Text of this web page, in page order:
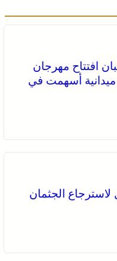
افتتاح مهرجان
ميدانية أسهمت في
لاسترجاع الجثمان